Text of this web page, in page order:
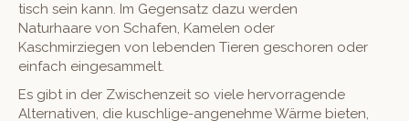
tisch sein kann. Im Gegen­satz dazu wer­den
Naturhaare von Schafen, Kame­len oder
Kaschmirziegen von leben­den Tieren geschoren oder
ein­fach eingesammelt.
Es gibt in der Zwis­chen­zeit so viele her­vor­ra­gende
Alter­na­tiv­en, die kuschlige-angenehme Wärme bieten,